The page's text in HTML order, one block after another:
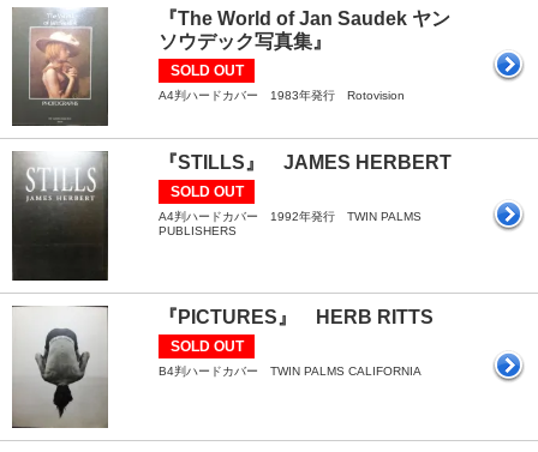
『The World of Jan Saudek ヤン
ソウデック写真集』
SOLD OUT
A4判ハードカバー 1983年発行 Rotovision
『STILLS』 JAMES HERBERT
SOLD OUT
A4判ハードカバー 1992年発行 TWIN PALMS
PUBLISHERS
『PICTURES』 HERB RITTS
SOLD OUT
B4判ハードカバー TWIN PALMS CALIFORNIA